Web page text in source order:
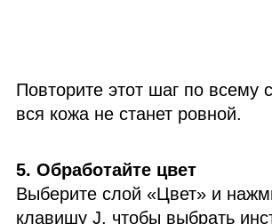
Повторите этот шаг по всему
вся кожа не станет ровной.
5. Обработайте цвет
Выберите слой «Цвет» и
клавишу J, чтобы выбрать